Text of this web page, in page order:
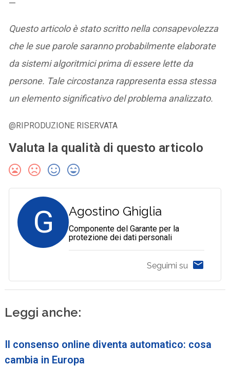
—
Questo articolo è stato scritto nella consapevolezza
che le sue parole saranno probabilmente elaborate
da sistemi algoritmici prima di essere lette da
persone. Tale circostanza rappresenta essa stessa
un elemento significativo del problema analizzato.
@RIPRODUZIONE RISERVATA
Valuta la qualità di questo articolo
G Agostino Ghiglia
Componente del Garante per la
protezione dei dati personali
Seguimi su
Leggi anche:
Il consenso online diventa automatico: cosa
cambia in Europa